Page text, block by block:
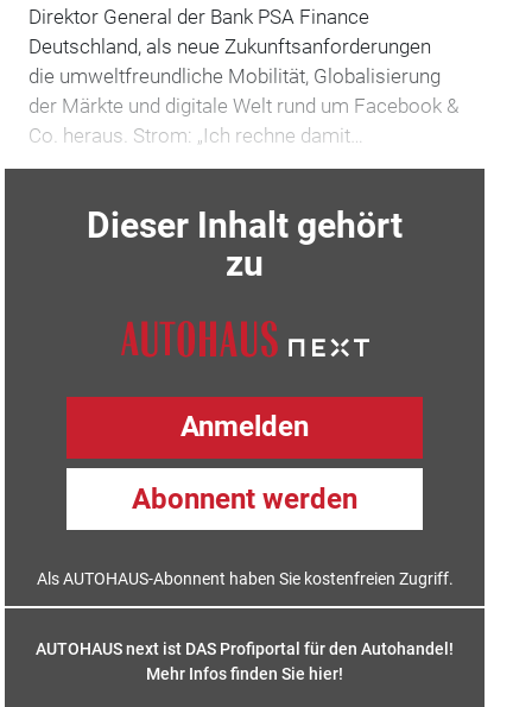
Direktor General der Bank PSA Finance
Deutschland, als neue Zukunftsanforderungen
die umweltfreundliche Mobilität, Globalisierung
der Märkte und digitale Welt rund um Facebook &
Co. heraus. Strom: „Ich rechne damit…
Dieser Inhalt gehört
zu
Anmelden
Abonnent werden
Als AUTOHAUS-Abonnent haben Sie kostenfreien Zugriff.
AUTOHAUS next ist DAS Profiportal für den Autohandel!
Mehr Infos finden Sie hier!